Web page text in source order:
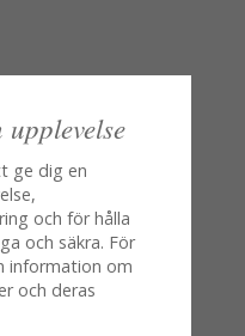
ge dig en
och för hålla
och säkra. För
information om
och deras